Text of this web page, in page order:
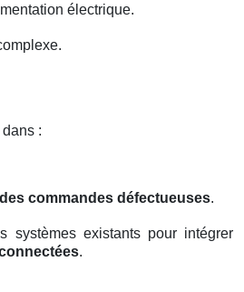
électrique.
:
commandes défectueuses.
systèmes existants pour intégrer
.